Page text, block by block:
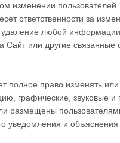
изменении пользователей.
ответственности за
удаление любой информации,
Сайт или другие связанные
полное право изменять или
графические, звуковые и
размещены
уведомления и объяснения